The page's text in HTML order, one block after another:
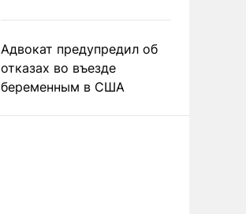
Адвокат предупредил об
отказах во въезде
беременным в США